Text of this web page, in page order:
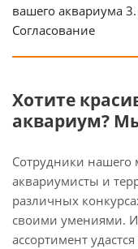
вашего аквариума
Согласование
Хотите
аквариум?
Сотрудники нашего
аквариумисты и
различных
своими умениями.
ассортимент